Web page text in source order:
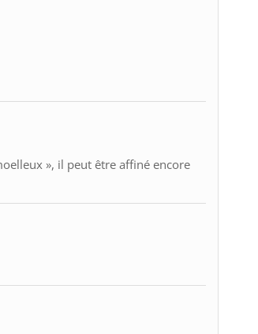
», il peut être affiné encore